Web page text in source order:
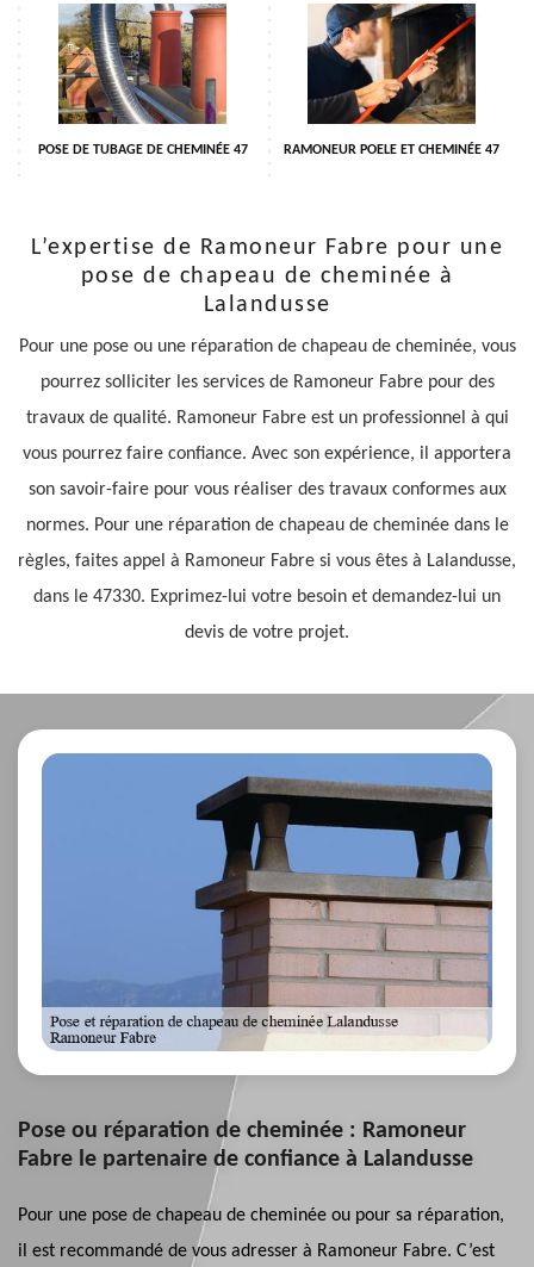
POSE DE TUBAGE DE CHEMINÉE 47 RAMONEUR POELE ET CHEMINÉE 47
L’expertise de Ramoneur Fabre pour une
pose de chapeau de cheminée à
Lalandusse
Pour une pose ou une réparation de chapeau de cheminée, vous
pourrez solliciter les services de Ramoneur Fabre pour des
travaux de qualité. Ramoneur Fabre est un professionnel à qui
vous pourrez faire confiance. Avec son expérience, il apportera
son savoir-faire pour vous réaliser des travaux conformes aux
normes. Pour une réparation de chapeau de cheminée dans le
règles, faites appel à Ramoneur Fabre si vous êtes à Lalandusse,
dans le 47330. Exprimez-lui votre besoin et demandez-lui un
devis de votre projet.
Pose ou réparation de cheminée : Ramoneur
Fabre le partenaire de confiance à Lalandusse
Pour une pose de chapeau de cheminée ou pour sa réparation,
il est recommandé de vous adresser à Ramoneur Fabre. C’est